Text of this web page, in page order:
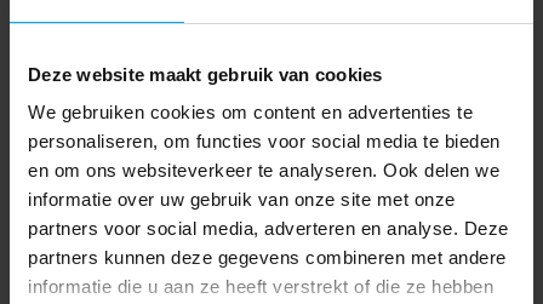
Deze website maakt gebruik van cookies
We gebruiken cookies om content en advertenties te
personaliseren, om functies voor social media te bieden
en om ons websiteverkeer te analyseren. Ook delen we
informatie over uw gebruik van onze site met onze
partners voor social media, adverteren en analyse. Deze
partners kunnen deze gegevens combineren met andere
informatie die u aan ze heeft verstrekt of die ze hebben